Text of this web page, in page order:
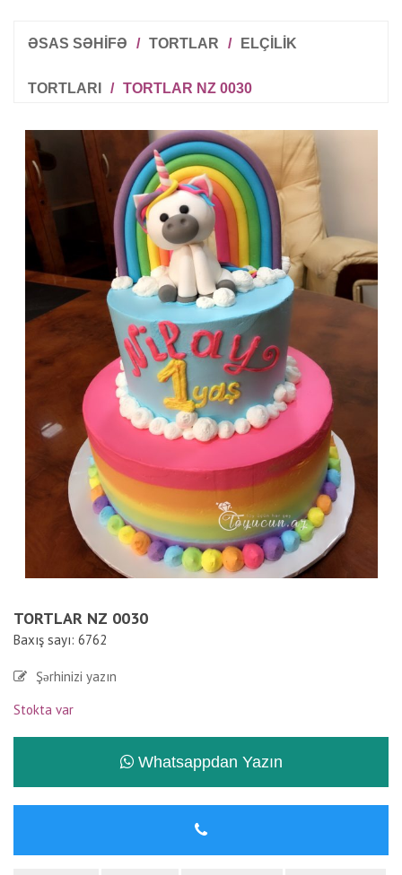
ƏSAS SƏHİFƏ / TORTLAR / ELÇILIK
TORTLARI / TORTLAR NZ 0030
TORTLAR NZ 0030
Baxış sayı: 6762
Şərhinizi yazın
Stokta var
Whatsappdan Yazın